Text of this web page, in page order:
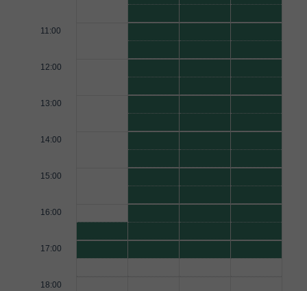
11:00
12:00
13:00
14:00
15:00
16:00
17:00
18:00